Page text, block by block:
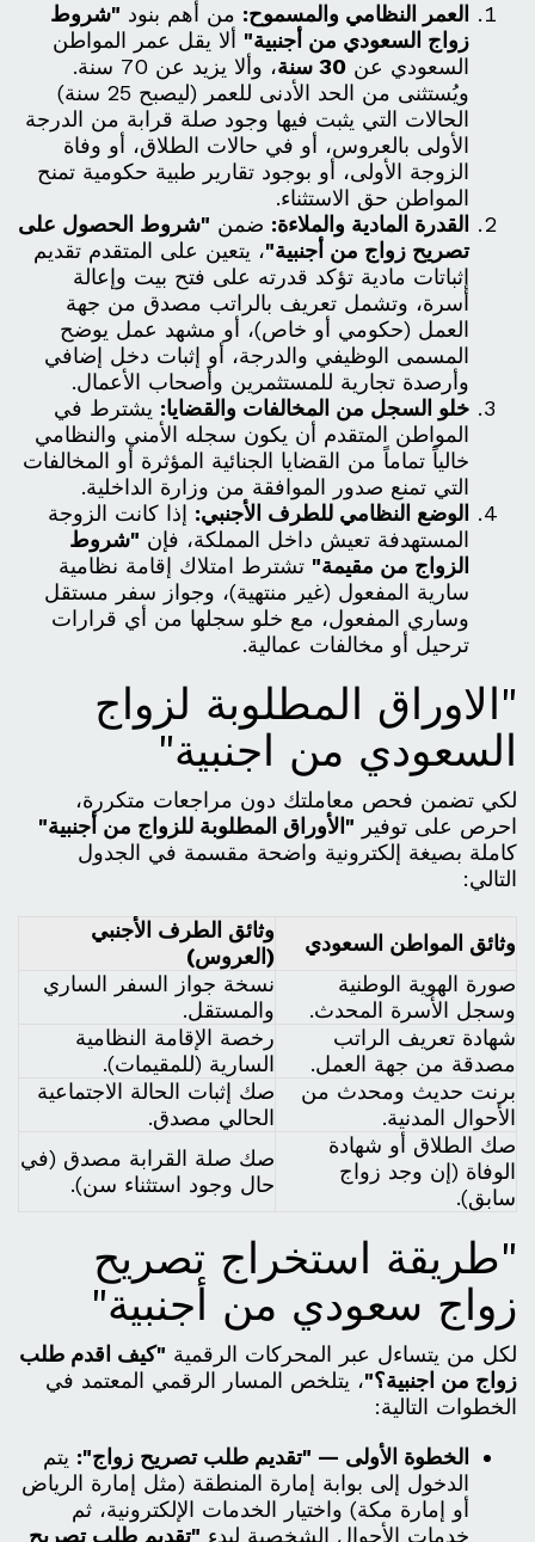
العمر النظامي والمسموح: من أهم بنود "شروط
زواج السعودي من أجنبية" ألا يقل عمر المواطن
السعودي عن 30 سنة
، وألا يزيد عن 70 سنة.
ويُستثنى من الحد الأدنى للعمر (ليصبح 25 سنة)
الحالات التي يثبت فيها وجود صلة قرابة من الدرجة
الأولى بالعروس، أو في حالات الطلاق، أو وفاة
الزوجة الأولى، أو بوجود تقارير طبية حكومية تمنح
المواطن حق الاستثناء.
القدرة المادية والملاءة: ضمن "شروط الحصول على
تصريح زواج من أجنبية"، يتعين على المتقدم تقديم
إثباتات مادية تؤكد قدرته على فتح بيت وإعالة
أسرة، وتشمل تعريف بالراتب مصدق من جهة
العمل (حكومي أو خاص)، أو مشهد عمل يوضح
المسمى الوظيفي والدرجة، أو إثبات دخل إضافي
وأرصدة تجارية للمستثمرين وأصحاب الأعمال.
خلو السجل من المخالفات والقضايا: يشترط في
المواطن المتقدم أن يكون سجله الأمني والنظامي
خالياً تماماً من القضايا الجنائية المؤثرة أو المخالفات
التي تمنع صدور الموافقة من وزارة الداخلية.
الوضع النظامي للطرف الأجنبي: إذا كانت الزوجة
المستهدفة تعيش داخل المملكة، فإن "شروط
الزواج من مقيمة" تشترط امتلاك إقامة نظامية
سارية المفعول (غير منتهية)، وجواز سفر مستقل
وساري المفعول، مع خلو سجلها من أي قرارات
ترحيل أو مخالفات عمالية.
"الاوراق المطلوبة لزواج
السعودي من اجنبية"
لكي تضمن فحص معاملتك دون مراجعات متكررة،
احرص على توفير "الأوراق المطلوبة للزواج من أجنبية"
كاملة بصيغة إلكترونية واضحة مقسمة في الجدول
التالي:
وثائق المواطن السعودي
وثائق الطرف الأجنبي
(العروس)
صورة الهوية الوطنية
وسجل الأسرة المحدث.
نسخة جواز السفر الساري
والمستقل.
شهادة تعريف الراتب
مصدقة من جهة العمل.
رخصة الإقامة النظامية
السارية (للمقيمات).
برنت حديث ومحدث من
الأحوال المدنية.
صك إثبات الحالة الاجتماعية
الحالي مصدق.
صك الطلاق أو شهادة
الوفاة (إن وجد زواج
سابق).
صك صلة القرابة مصدق (في
حال وجود استثناء سن).
"طريقة استخراج تصريح
زواج سعودي من أجنبية"
لكل من يتساءل عبر المحركات الرقمية "كيف اقدم طلب
زواج من اجنبية؟"، يتلخص المسار الرقمي المعتمد في
الخطوات التالية:
الخطوة الأولى — "تقديم طلب تصريح زواج": يتم
الدخول إلى بوابة إمارة المنطقة (مثل إمارة الرياض
أو إمارة مكة) واختيار الخدمات الإلكترونية، ثم
خدمات الأحوال الشخصية لبدء "تقديم طلب تصريح